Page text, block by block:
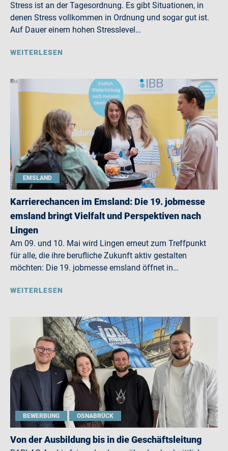
Stress ist an der Tagesordnung. Es gibt Situationen, in
denen Stress vollkommen in Ordnung und sogar gut ist.
Auf Dauer einem hohen Stresslevel…
WEITERLESEN
EMSLAND
Karrierechancen im Emsland: Die 19. jobmesse
emsland bringt Vielfalt und Perspektiven nach
Lingen
Am 09. und 10. Mai wird Lingen erneut zum Treffpunkt
für alle, die ihre berufliche Zukunft aktiv gestalten
möchten: Die 19. jobmesse emsland öffnet in…
WEITERLESEN
BEWERBUNG OSNABRÜCK
Von der Ausbildung bis in die Geschäftsleitung